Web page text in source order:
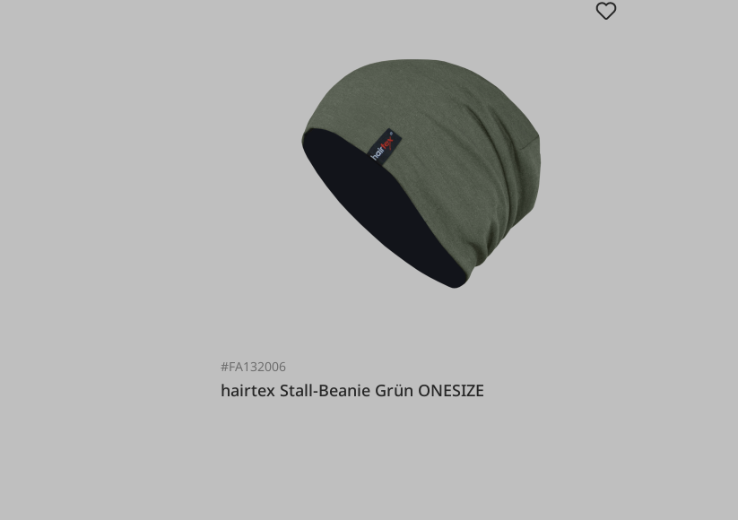
#FA132006
hairtex Stall-Beanie Grün ONESIZE